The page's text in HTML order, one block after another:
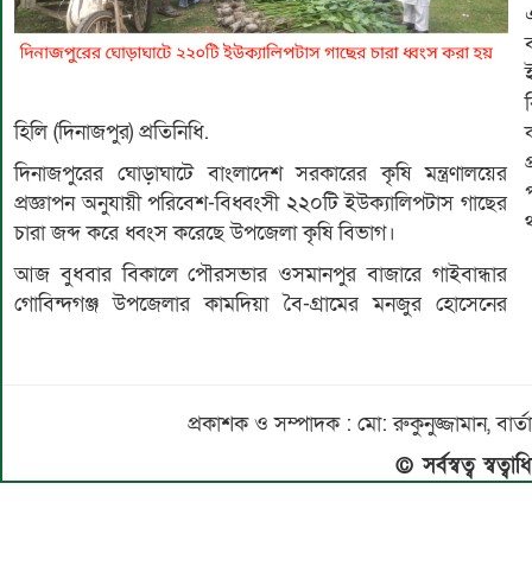
হিলি (দিনাজপুর) প্রতিনিধি.
দিনাজপুরের ঘোড়াঘাটে বাংলাদেশ সরকারের কৃষি মন্ত্রণালয়ের
প্রজ্ঞাপন অনুযায়ী পরিবেশ-বিধ্বংসী ২২০টি ইউক্যালিপটাস গাছের
চারা জব্দ করে ধ্বংস করেছে উপজেলা কৃষি বিভাগ।
আজ বুধবার বিকালে পৌরসভার ওসমানপুর বাজারে গাইবান্ধার
গোবিন্দগঞ্জ উপজেলার কামদিয়া বৈ-গ্রামের মনজুর হোসেনের
প্রকাশক ও সম্পাদক : মো: রুকুনুজ্জামান,
© সর্বস্বত্ব